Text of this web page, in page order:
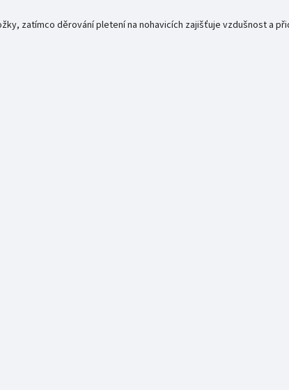
zatímco děrování pletení na nohavicích zajišťuje vzdušnost a